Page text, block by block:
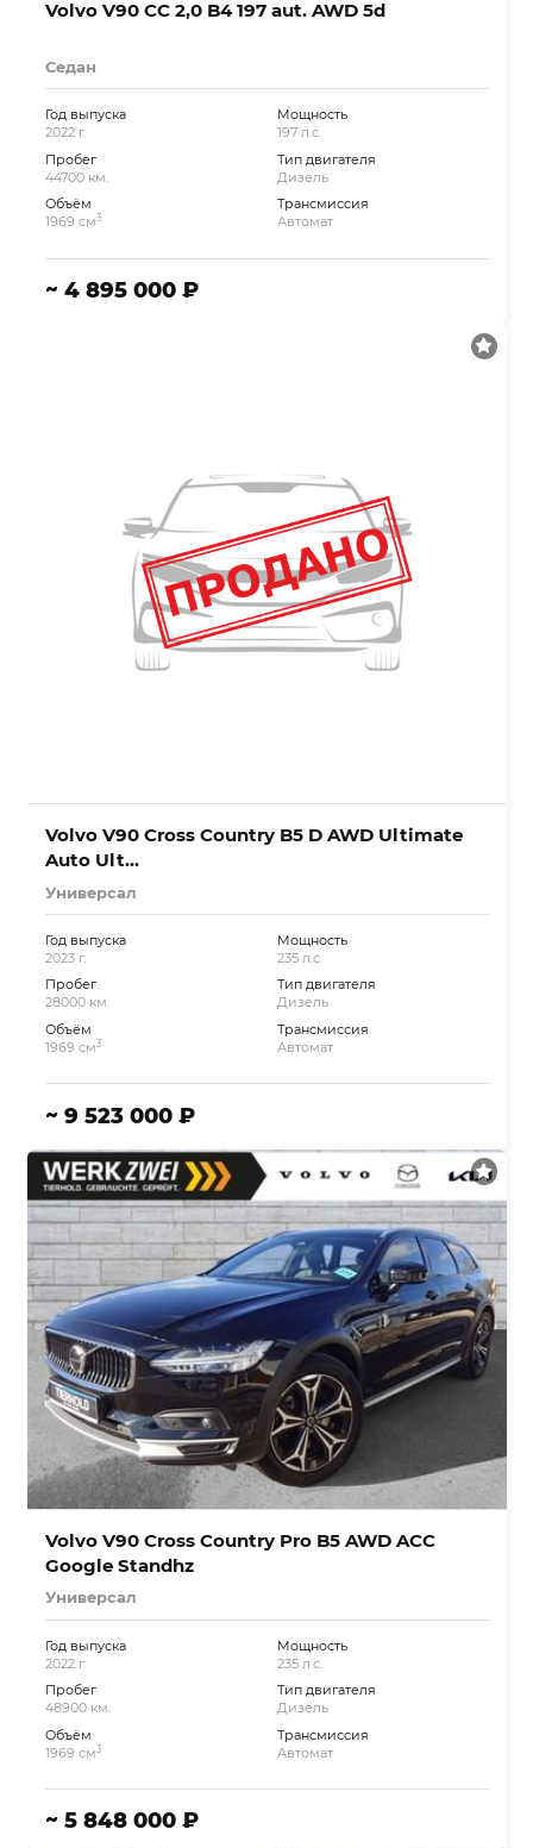
Volvo V90 CC 2,0 B4 197 aut. AWD 5d
Седан
Год выпуска
2022 г.
Пробег
44700 км.
Объём
1969 см3
Мощность
197 л.с.
Тип двигателя
Дизель
Трансмиссия
Автомат
~ 4 895 000 ₽
Volvo V90 Cross Country B5 D AWD Ultimate
Auto Ult…
Универсал
Год выпуска
2023 г.
Пробег
28000 км.
Объём
1969 см3
Мощность
235 л.с.
Тип двигателя
Дизель
Трансмиссия
Автомат
~ 9 523 000 ₽
Volvo V90 Cross Country Pro B5 AWD ACC
Google Standhz
Универсал
Год выпуска
2022 г.
Пробег
48900 км.
Объём
1969 см3
Мощность
235 л.с.
Тип двигателя
Дизель
Трансмиссия
Автомат
~ 5 848 000 ₽